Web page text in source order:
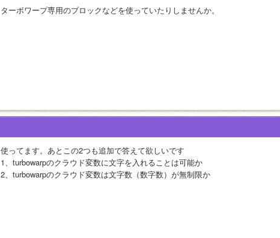
ターボワープ専用のブロックなどを使っていたりしませんか。
使ってます。あとこの2つも追加で答えて欲しいです
1、turbowarpのクラウド変数に文字を入れることは可能か
2、turbowarpのクラウド変数は文字数（数字数）が無制限か